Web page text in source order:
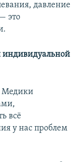
давление
это
индивидуальной
Медики
всё
у нас проблем